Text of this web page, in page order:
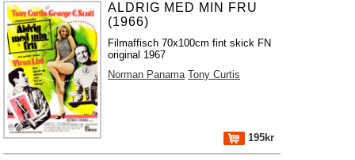
ALDRIG MED MIN FRU
(1966)
Filmaffisch 70x100cm fint skick FN
original 1967
Norman Panama Tony Curtis
195kr